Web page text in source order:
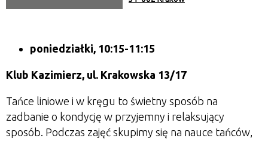
poniedziałki, 10:15-11:15
Klub Kazimierz, ul. Krakowska 13/17
Tańce liniowe i w kręgu to świetny sposób na
zadbanie o kondycję w przyjemny i relaksujący
sposób. Podczas zajęć skupimy się na nauce tańców,